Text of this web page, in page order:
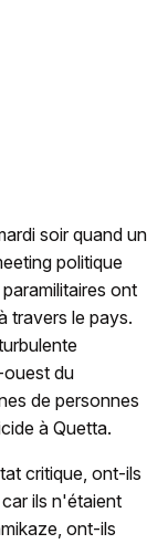
soir quand un
politique
ont
travers le pays.
du
de personnes
à Quetta.
critique, ont-ils
ils n'étaient
ont-ils